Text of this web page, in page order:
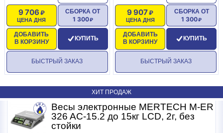
ЦЕНА ДНЯ
9 706
ДОБАВИТЬ
В КОРЗИНУ
СБОРКА ОТ
1 300
КУПИТЬ
БЫСТРЫЙ ЗАКАЗ
ЦЕНА ДНЯ
9 907
ДОБАВИТЬ
В КОРЗИНУ
СБОРКА ОТ
1 300
КУПИТЬ
БЫСТРЫЙ ЗАКАЗ
ХИТ ПРОДАЖ
Весы электронные MERTECH M-ER
326 AC-15.2 до 15кг LCD, 2г, без
стойки